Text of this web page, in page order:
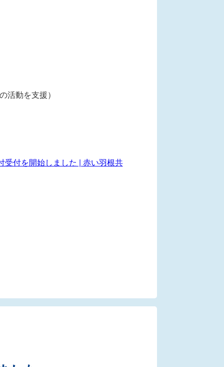
活動を支援）
受付を開始しました | 赤い羽根共